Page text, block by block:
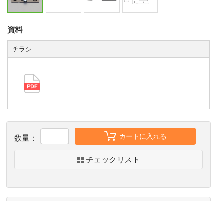
数量： カートに入れる
チェックリスト
資料
チラシ